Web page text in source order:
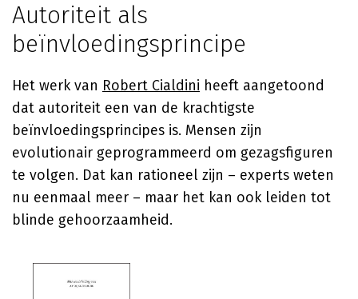
Autoriteit als
beïnvloedingsprincipe
Het werk van Robert Cialdini heeft aangetoond
dat autoriteit een van de krachtigste
beïnvloedingsprincipes is. Mensen zijn
evolutionair geprogrammeerd om gezagsfiguren
te volgen. Dat kan rationeel zijn – experts weten
nu eenmaal meer – maar het kan ook leiden tot
blinde gehoorzaamheid.